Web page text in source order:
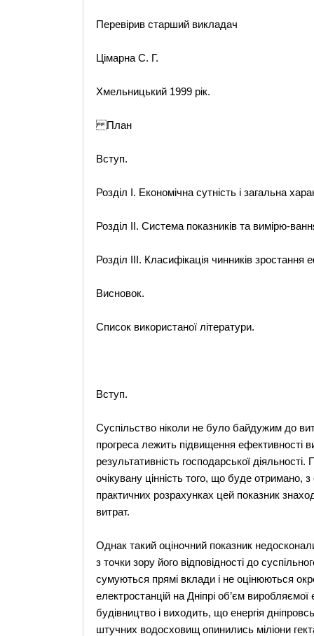
Перевірив старший викладач
Цімарна С. Г.
Хмельницький 1999 рік.
План
Вступ.
Розділ І. Економічна сутність і загальна
Розділ ІІ. Система показників та вимірю-
Розділ ІІІ. Класифікація чинників
Висновок.
Список використаної літератури.
Вступ.
Суспільство ніколи не було байдужим до
прогреса лежить підвищення ефективності
результативність господарської
очікувану цінність того, що буде отримано,
практичних розрахунках цей показник
витрат.
Однак такий оціночний показник
з точки зору його відповідності до
сумуються прямі вклади і не оцінюються
електростанцій на Дніпрі об’єм
будівництво і виходить, що енергія
штучних водосховищ опинились міліони